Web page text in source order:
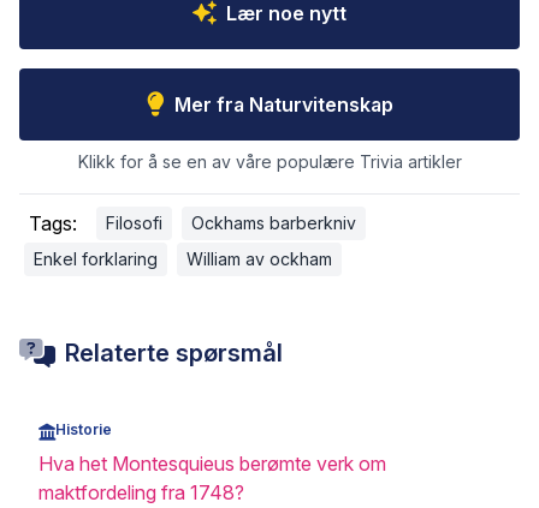
Lær noe nytt
Mer fra Naturvitenskap
Klikk for å se en av våre populære Trivia artikler
Tags: Filosofi
Ockhams barberkniv
Enkel forklaring
William av ockham
Relaterte spørsmål
Historie
Hva het Montesquieus berømte verk om
maktfordeling fra 1748?